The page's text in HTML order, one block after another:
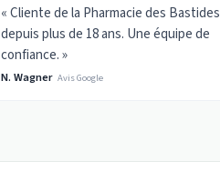
« Cliente de la Pharmacie des Bastides
depuis plus de 18 ans. Une équipe de
confiance. »
N. Wagner Avis Google